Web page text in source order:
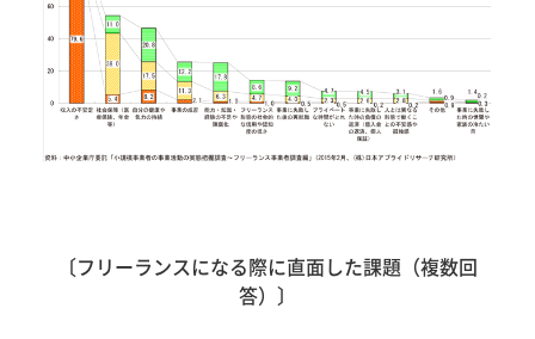
〔フリーランスになる際に直面した課題（複数回
答）〕